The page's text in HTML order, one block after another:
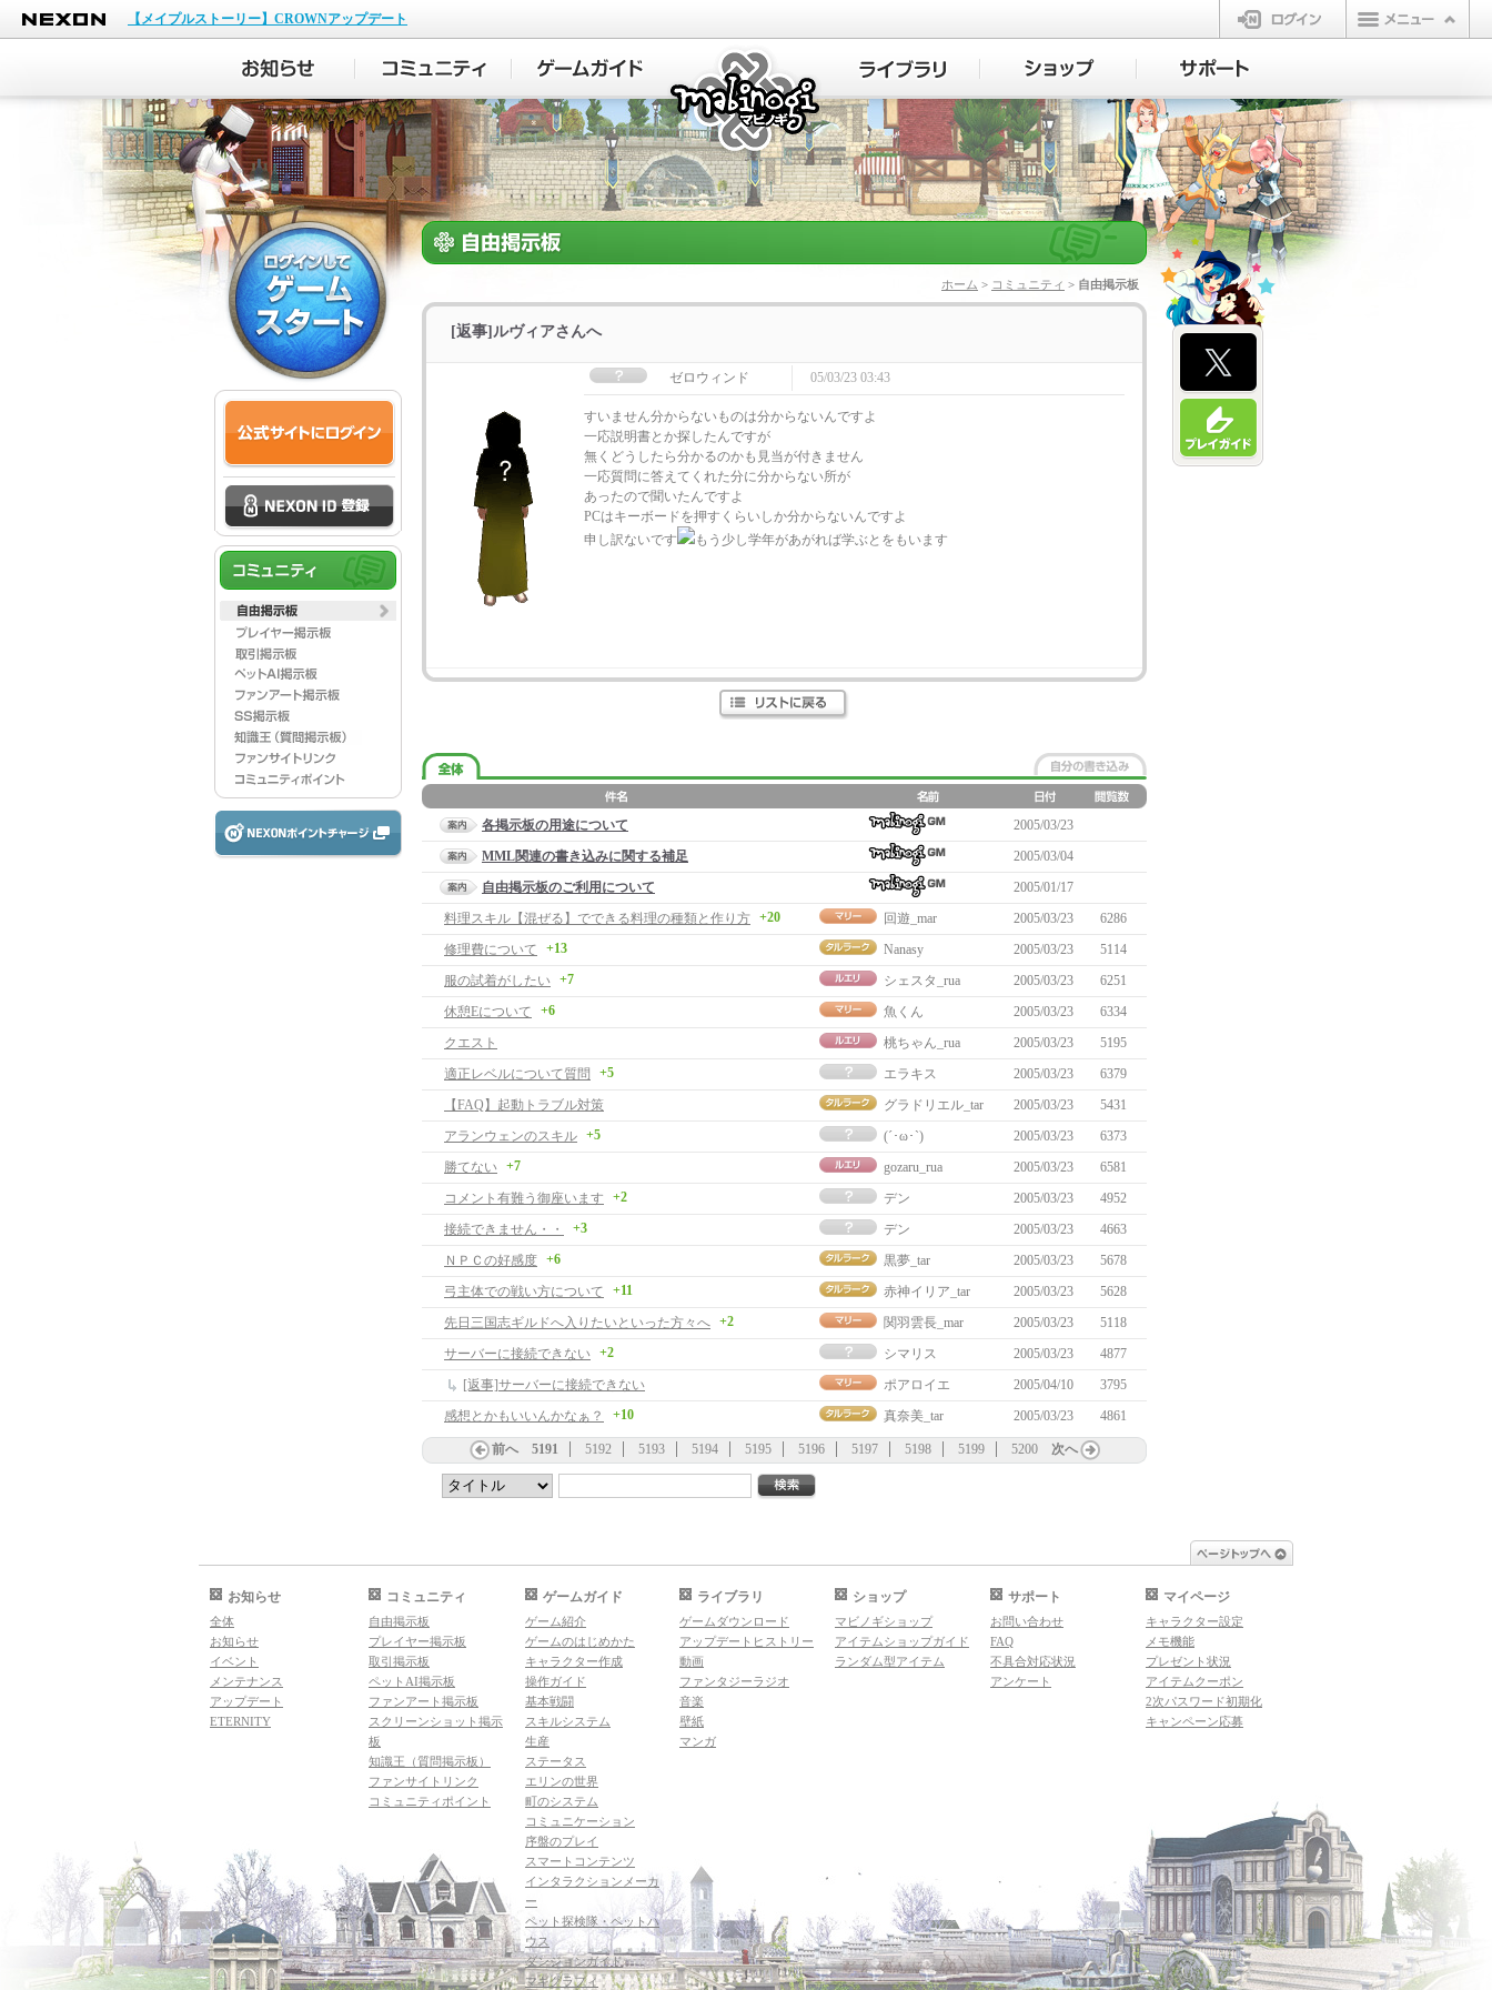
NEXON
【メイプルストーリー】CROWNアップデート
ログイン
マビノギ
ホーム > コミュニティ > 自由掲示板
[返事]ルヴィアさんへ
ゼロウィンド 05/03/23 03:43
すいません分からないものは分からないんですよ
一応説明書とか探したんですが
無くどうしたら分かるのかも見当が付きません
一応質問に答えてくれた分に分からない所が
あったので聞いたんですよ
PCはキーボードを押すくらいしか分からないんですよ
申し訳ないです
もう少し学年があがれば学ぶとをもいます
各掲示板の用途について
2005/03/23
MML関連の書き込みに関する補足
2005/03/04
自由掲示板のご利用について
2005/01/17
料理スキル【混ぜる】でできる料理の種類と作り方 +20 回遊_mar 2005/03/23
6286
修理費について
+13 Nanasy 2005/03/23
5114
服の試着がしたい +7 シェスタ_rua 2005/03/23
6251
休憩Eについて
+6 魚くん 2005/03/23
6334
クエスト
桃ちゃん_rua 2005/03/23
5195
適正レベルについて質問
+5 エラキス 2005/03/23
6379
【FAQ】起動トラブル対策
グラドリエル_tar 2005/03/23
5431
アランウェンのスキル +5 (´･ω･`) 2005/03/23
6373
勝てない +7 gozaru_rua 2005/03/23
6581
コメント有難う御座います
+2 デン 2005/03/23
4952
接続できません・・
+3 デン 2005/03/23
4663
ＮＰＣの好感度 +6 黒夢_tar 2005/03/23
5678
弓主体での戦い方について
+11 赤神イリア_tar 2005/03/23
5628
先日三国志ギルドへ入りたいといった方々へ +2 関羽雲長_mar 2005/03/23
5118
サーバーに接続できない +2 シマリス 2005/03/23
4877
[返事]サーバーに接続できない
ポアロイエ 2005/04/10
3795
感想とかもいいんかなぁ？
+10 真奈美_tar 2005/03/23 4861
前へ 5191 5192 5193 5194 5195 5196 5197 5198 5199 5200 次へ
お知らせ
全体
お知らせ
イベント
メンテナンス
アップデート
ETERNITY
コミュニティ
自由掲示板
プレイヤー掲示板
取引掲示板
ペットAI掲示板
ファンアート掲示板
スクリーンショット掲示
板
知識王（質問掲示板）
ファンサイトリンク
コミュニティポイント
ゲームガイド
ゲーム紹介
ゲームのはじめかた
キャラクター作成
操作ガイド
基本戦闘
スキルシステム
生産
ステータス
エリンの世界
町のシステム
コミュニケーション
序盤のプレイ
スマートコンテンツ
インタラクションメーカ
ー
ペット探検隊・ペットハ
ウス
ダンジョンガイド
マギグラフィ
ライブラリ
ゲームダウンロード
アップデートヒストリー
動画
ファンタジーラジオ
音楽
壁紙
マンガ
ショップ
マビノギショップ
アイテムショップガイド
ランダム型アイテム
サポート
お問い合わせ
FAQ
不具合対応状況
アンケート
マイページ
キャラクター設定
メモ機能
プレゼント状況
アイテムクーポン
2次パスワード初期化
キャンペーン応募